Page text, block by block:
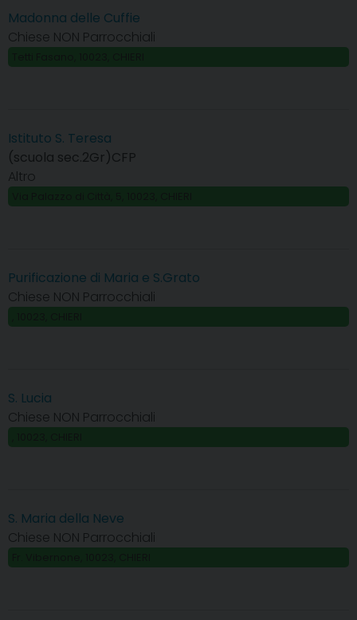
Madonna delle Cuffie
Chiese NON Parrocchiali
Istituto S. Teresa
(scuola sec.2Gr)CFP
Altro
Purificazione di Maria e S.Grato
Chiese NON Parrocchiali
S. Lucia
Chiese NON Parrocchiali
S. Maria della Neve
Chiese NON Parrocchiali